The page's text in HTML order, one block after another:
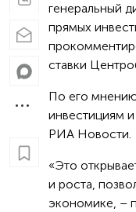
генеральный
прямых
ставки
По его
инвестициям
РИА Новости.
«Это
и роста,
экономике, –